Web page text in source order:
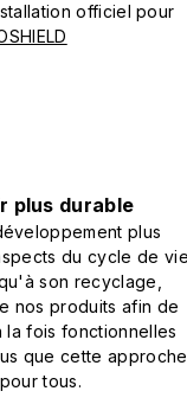
officiel pour
plus durable
plus
du cycle de
son recyclage,
nos produits afin de
la fois fonctionnelles
que cette approche
tous.